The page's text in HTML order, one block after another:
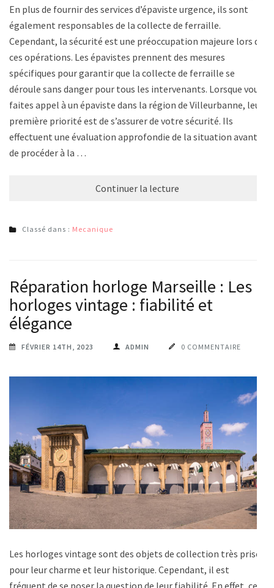
En plus de fournir des services d’épaviste urgence, ils sont
également responsables de la collecte de ferraille.
Cependant, la sécurité est une préoccupation majeure lors de
ces opérations. Les épavistes prennent des mesures
spécifiques pour garantir que la collecte de ferraille se
déroule sans danger pour tous les intervenants. Lorsque vous
faites appel à un épaviste dans la région de Villeurbanne, leur
première priorité est de s’assurer de votre sécurité. Ils
effectuent une évaluation approfondie de la situation avant
de procéder à la …
Continuer la lecture
Classé dans : Mecanique
Réparation horloge Marseille : Les
horloges vintage : fiabilité et
élégance
FÉVRIER 14TH, 2023 ADMIN 0 COMMENTAIRE
Les horloges vintage sont des objets de collection très prisés
pour leur charme et leur historique. Cependant, il est